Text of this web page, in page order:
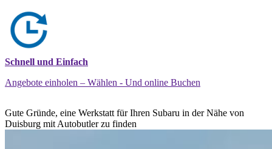
Schnell und Einfach
Angebote einholen – Wählen - Und online Buchen
Gute Gründe, eine Werkstatt für Ihren Subaru in der Nähe von
Duisburg mit Autobutler zu finden